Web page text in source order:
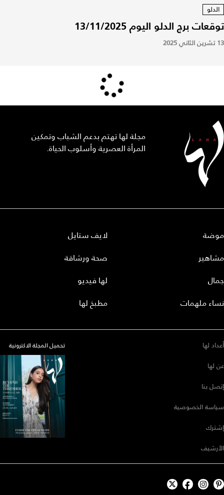
الدلو
توقعات برج الدلو اليوم 13/11/2025
13 تشرين الثاني 2025
مجلة لها تهتم بدعم الشباب وتمكين
المرأة العصرية وأسلوب الحياة.
موضة
مشاهير
جمال
نساء ملهمات
لايف ستايل
صحة ورشاقة
لها فيديو
مطبخ لها
أعداد لها
عن لها
إتصل بنا
سياسة الخصوصية
إشترك
الأرشيف
تحميل المجلة الاكترونية